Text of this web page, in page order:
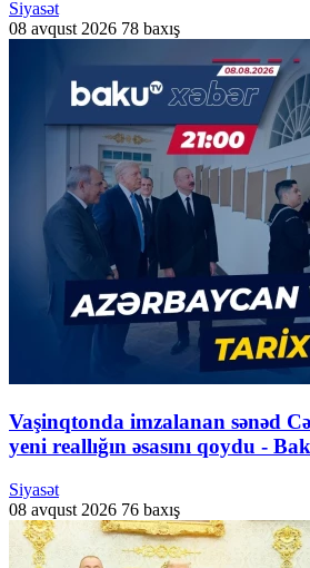
Siyasət
08 avqust 2026 78 baxış
Vaşinqtonda imzalanan sənəd
yeni reallığın əsasını qoydu -
Siyasət
08 avqust 2026 76 baxış